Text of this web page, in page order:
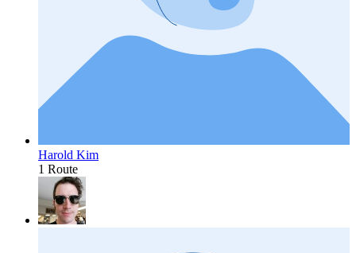
Harold Kim
1 Route